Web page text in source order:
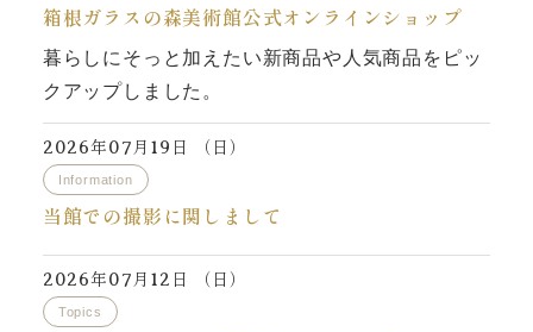
箱根ガラスの森美術館公式オンラインショップ
暮らしにそっと加えたい新商品や人気商品をピッ
クアップしました。
2026年07月 19 日 （日）
Information
当館での撮影に関しまして
2026年07月 12 日 （日）
Topics